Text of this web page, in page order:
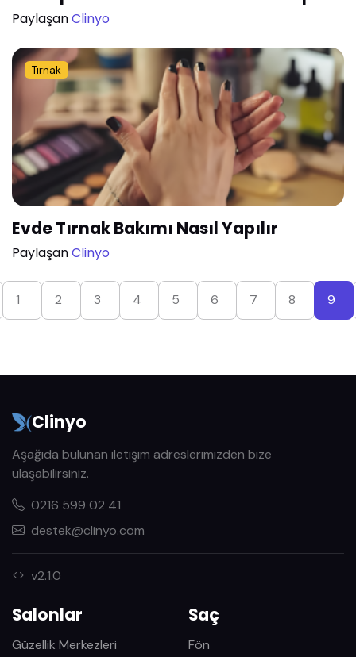
PaylaşanClinyo
Tırnak
Evde Tırnak Bakımı Nasıl Yapılır
PaylaşanClinyo
1 2 3 4 5 6 7 8 9
Clinyo
Aşağıda bulunan iletişim adreslerimizden bize
ulaşabilirsiniz.
0216 599 02 41
destek@clinyo.com
v2.1.0
Salonlar
Güzellik Merkezleri
Saç
Fön